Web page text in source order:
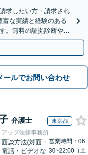
求したい方・請求され
富な実績と経験のある
。無料の証拠診断や着
ください。
ールでお問い合わせ
弁護士 東京都
ップ法律事務所
面談方法(対面・
電話・ビデオな
営業時間：06:
30~22:00（土